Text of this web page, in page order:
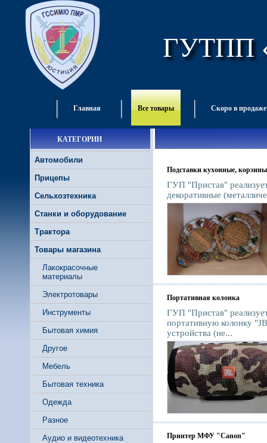
ГУТПП
Главная Все товары Скоро в продаже
КАТЕГОРИИ
Автомобили
Прицепы
Сельхозтехника
Станки и оборудование
Трактора
Товары магазина
Лакокрасочные
материалы
Электротовары
Инструменты
Бытовая химия
Другое
Мебель
Бытовая техника
Одежда
Разное
Аудио и видеотехника
Подставки кухонные, корзины
ГУП "Пристав"
декоративные
Портативная колонка
ГУП "Пристав"
портативную колонку
устройства (не...
Принтер МФУ "Canon"